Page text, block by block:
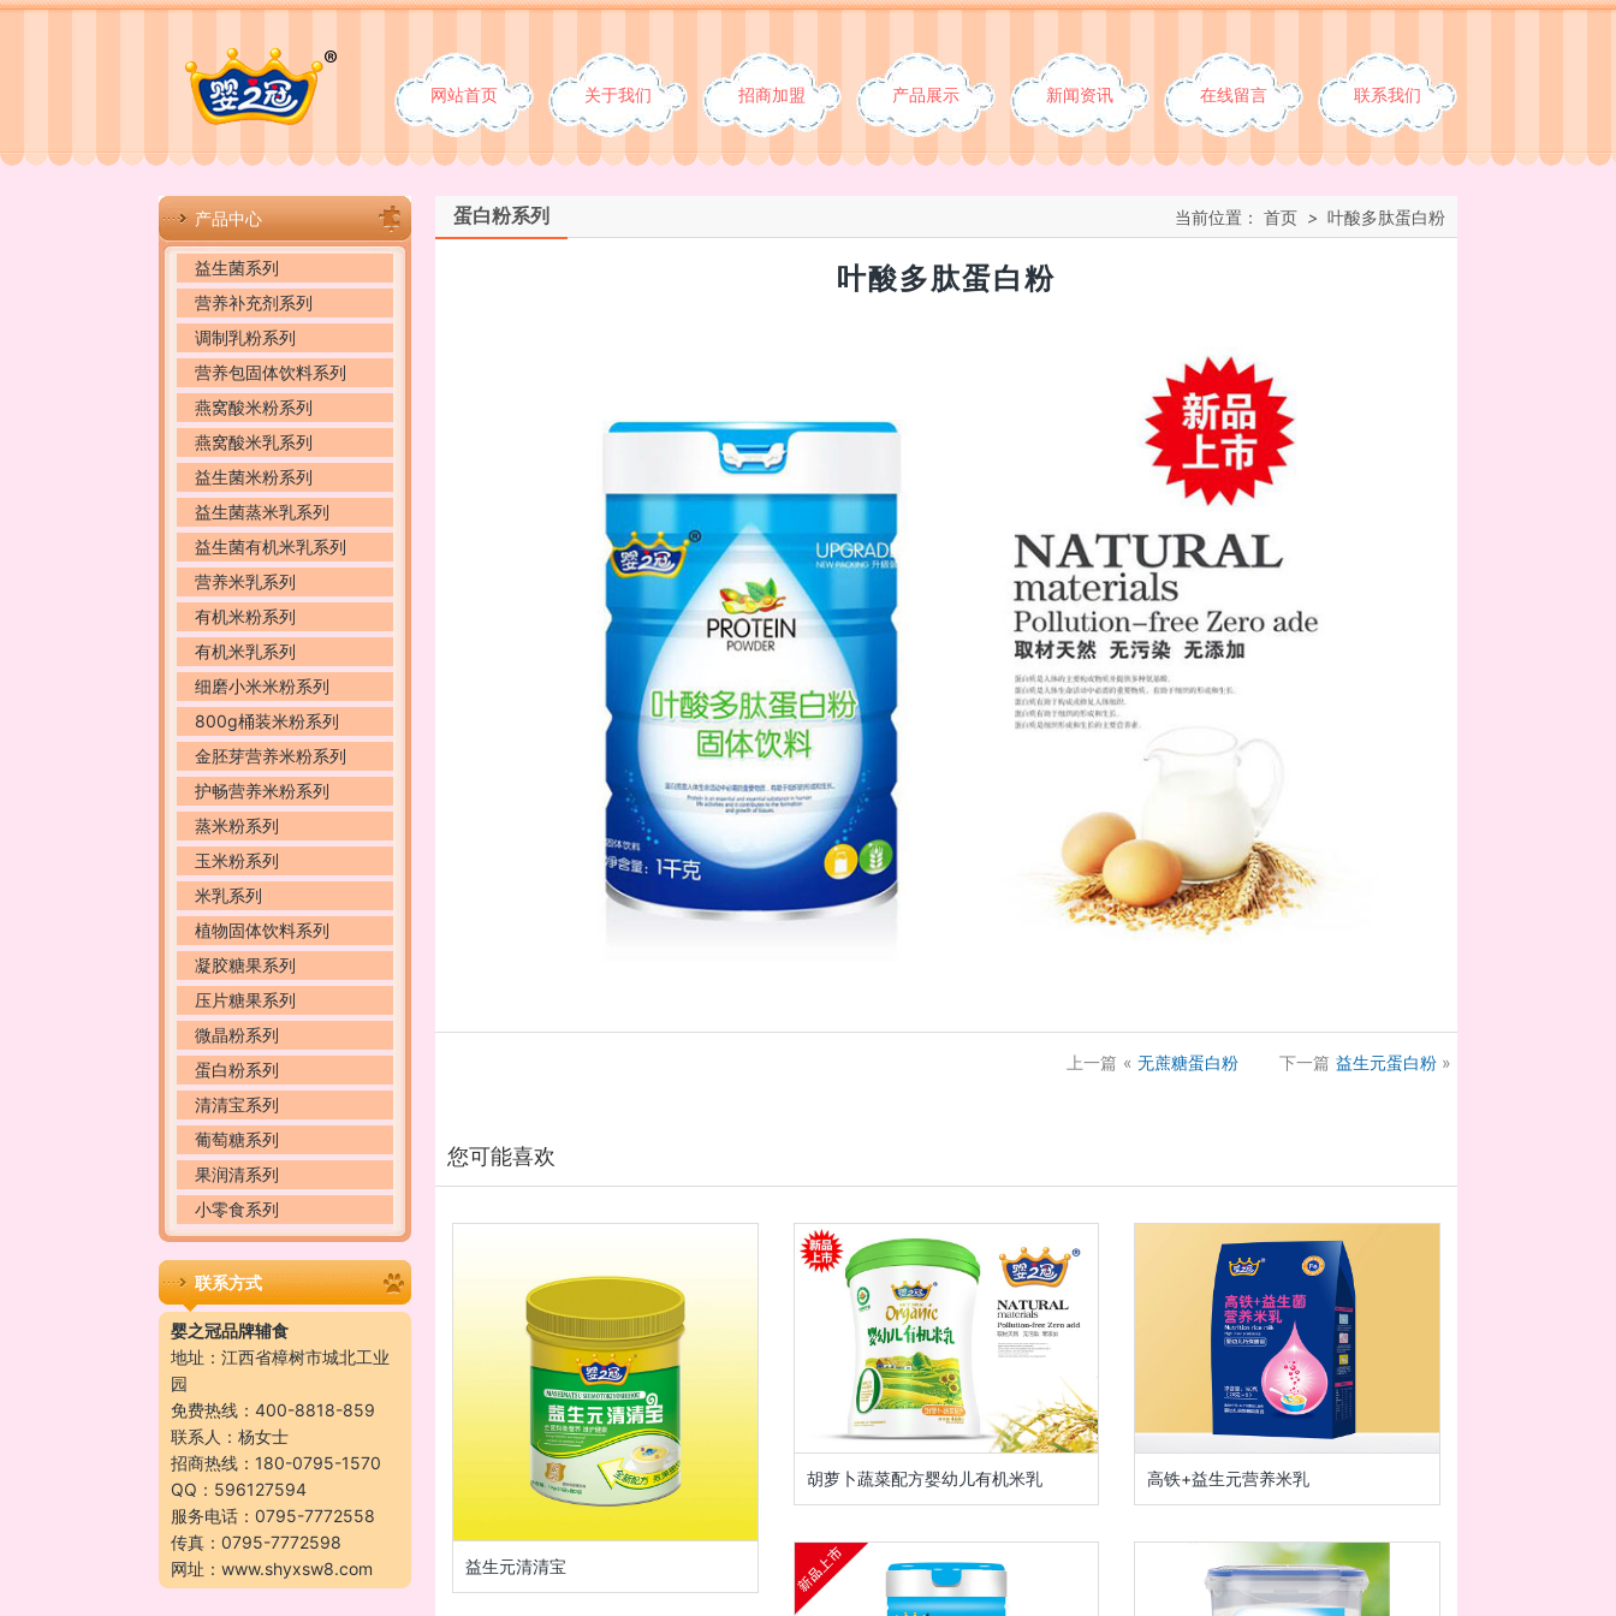
网站首页 关于我们 招商加盟 产品展示 新闻资讯 在线留言 联系我们
产品中心
益生菌系列
营养补充剂系列
调制乳粉系列
营养包固体饮料系列
燕窝酸米粉系列
燕窝酸米乳系列
益生菌米粉系列
益生菌蒸米乳系列
益生菌有机米乳系列
营养米乳系列
有机米粉系列
有机米乳系列
细磨小米米粉系列
800g桶装米粉系列
金胚芽营养米粉系列
护畅营养米粉系列
蒸米粉系列
玉米粉系列
米乳系列
植物固体饮料系列
凝胶糖果系列
压片糖果系列
微晶粉系列
蛋白粉系列
清清宝系列
葡萄糖系列
果润清系列
小零食系列
联系方式
婴之冠品牌辅食
地址：江西省樟树市城北工业
园
免费热线：400-8818-859
联系人：杨女士
招商热线：180-0795-1570
QQ：596127594
服务电话：0795-7772558
传真：0795-7772598
网址：www.shyxsw8.com
蛋白粉系列 当前位置： 首页 > 叶酸多肽蛋白粉
叶酸多肽蛋白粉
上一篇 « 无蔗糖蛋白粉 下一篇 益生元蛋白粉 »
您可能喜欢
益生元清清宝
胡萝卜蔬菜配方婴幼儿有机米乳 高铁+益生元营养米乳